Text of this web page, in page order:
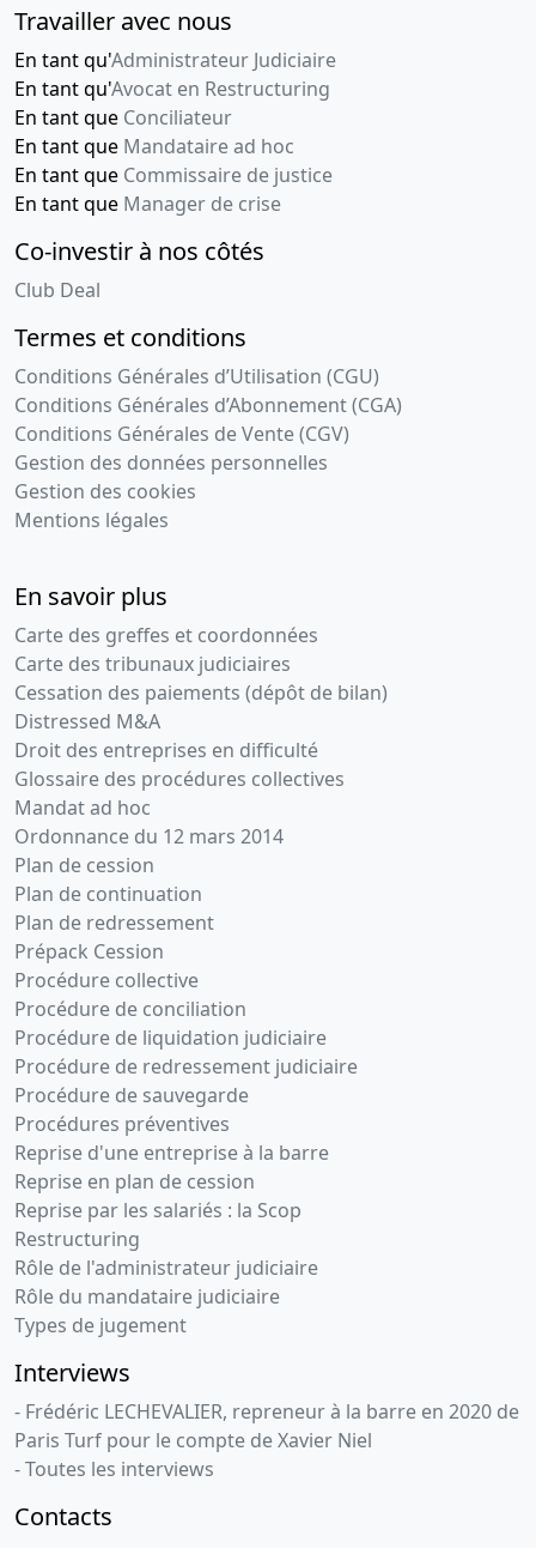
Travailler avec nous
En tant qu'Administrateur Judiciaire
En tant qu'Avocat en Restructuring
En tant que Conciliateur
En tant que Mandataire ad hoc
En tant que Commissaire de justice
En tant que Manager de crise
Co-investir à nos côtés
Club Deal
Termes et conditions
Conditions Générales d’Utilisation (CGU)
Conditions Générales d’Abonnement (CGA)
Conditions Générales de Vente (CGV)
Gestion des données personnelles
Gestion des cookies
Mentions légales
En savoir plus
Carte des greffes et coordonnées
Carte des tribunaux judiciaires
Cessation des paiements (dépôt de bilan)
Distressed M&A
Droit des entreprises en difficulté
Glossaire des procédures collectives
Mandat ad hoc
Ordonnance du 12 mars 2014
Plan de cession
Plan de continuation
Plan de redressement
Prépack Cession
Procédure collective
Procédure de conciliation
Procédure de liquidation judiciaire
Procédure de redressement judiciaire
Procédure de sauvegarde
Procédures préventives
Reprise d'une entreprise à la barre
Reprise en plan de cession
Reprise par les salariés : la Scop
Restructuring
Rôle de l'administrateur judiciaire
Rôle du mandataire judiciaire
Types de jugement
Interviews
- Frédéric LECHEVALIER, repreneur à la barre en 2020 de
Paris Turf pour le compte de Xavier Niel
- Toutes les interviews
Contacts